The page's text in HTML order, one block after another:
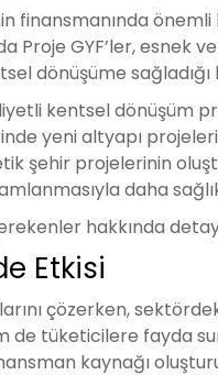
finansmanında
Proje GYF’ler,
dönüşüme
kentsel dönüşüm
yeni altyapı
şehir projelerinin
daha
hakkında
Etkisi
çözerken,
tüketicilere fayda
kaynağı